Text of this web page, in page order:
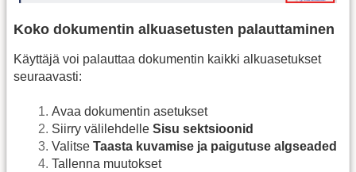
Koko dokumentin alkuasetusten palauttaminen
Käyttäjä voi palauttaa dokumentin kaikki alkuasetukset
seuraavasti:
Avaa dokumentin asetukset
Siirry välilehdelle Sisu sektsioonid
Valitse Taasta kuvamise ja paigutuse algseaded
Tallenna muutokset